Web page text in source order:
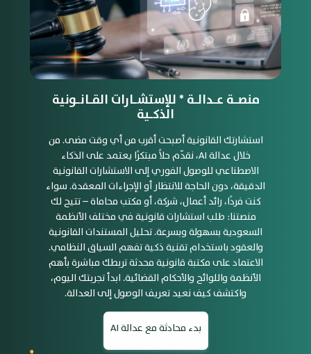
منصـة عـدالـة * للإستشـارات القـانـونية
الذكـية
استشارتك القانونية أصبحت أقرب من أي وقت مضى. من
خلال عدالة AI، نقدّم حلاً مبتكرًا يعتمد على الذكاء
الاصطناعي للوصول الفوري إلى الاستشارات القانونية
الدقيقة، دون الحاجة للانتظار أو الإجراءات المعقدة. سواء
كنت فردًا، رائد أعمال، شركة، أو مكتب محاماة – تتيح لك
منصتنا: طلب استشارات قانونية في مختلف الأنظمة
السعودية بسهولة وبسرعة. تحليل المستندات القانونية
والعقود باستخدام تقنية ذكية تفهم السياق النظامي.
الاعتماد على مكتبة قانونية محدثة تربطك مباشرة بأهم
الأنظمة واللوائح والأحكام القضائية. ابدأ تجربتك اليوم،
واكتشف كيف نعيد تعريف الوصول إلى العدالة.
بدء محادثة مع عدالة AI